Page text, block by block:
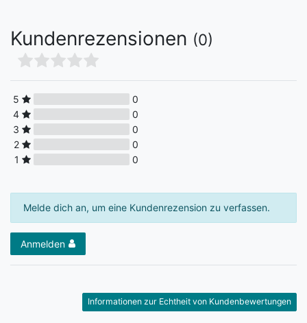
Kundenrezensionen (0)
5
0
4
0
3
0
2
0
1
0
Melde dich an, um eine Kundenrezension zu verfassen.
Anmelden
Informationen zur Echtheit von Kundenbewertungen